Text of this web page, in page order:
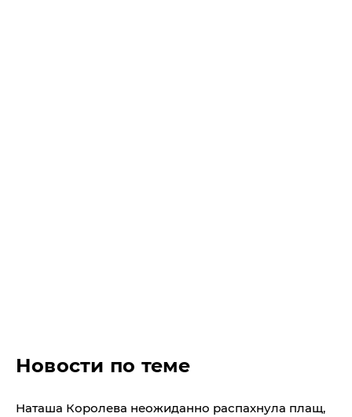
Новости по теме
Наташа Королева неожиданно распахнула плащ,